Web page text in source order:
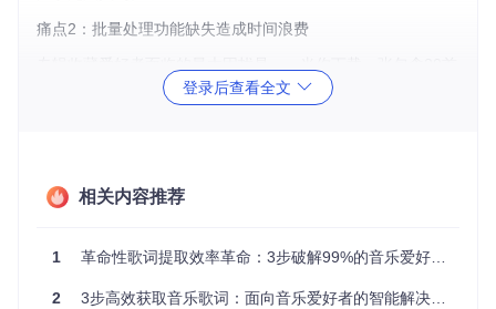
痛点2：批量处理功能缺失造成时间浪费
歌曲的专辑时，传统工具需要逐一点击搜索、确认、保存，整
个过程至少需要15分钟。如果同时处理多张专辑，这种机械操
不同播放器对歌词格式的支持存在差异，常见的问题包括：LR
极高。
登录后查看全文
相关内容推荐
1 革命性歌词提取效率革命：3步破解99%的音乐爱好者痛点
2 3步高效获取音乐歌词：面向音乐爱好者的智能解决方案